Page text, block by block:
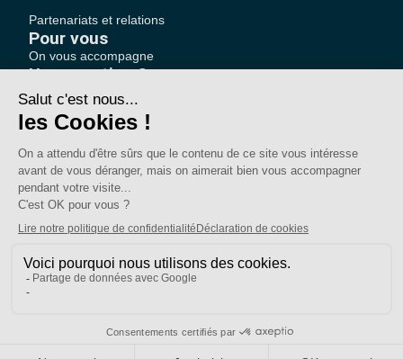
Partenariats et relations
Pour vous
On vous accompagne
Une question ?
Pourquoi adhérer ?
Votre section locale
Nous contacter
Votre espace
Accéder à mon compte
Adhérer au SE-UNSA